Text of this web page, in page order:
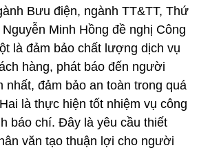
Bưu điện, ngành TT&TT, Thứ
Minh Hồng đề nghị Công
là đảm bảo chất lượng dịch vụ
hàng, phát báo đến người
nhất, đảm bảo an toàn trong quá
là thực hiện tốt nhiệm vụ công
báo chí. Đây là yêu cầu thiết
văn tạo thuận lợi cho người